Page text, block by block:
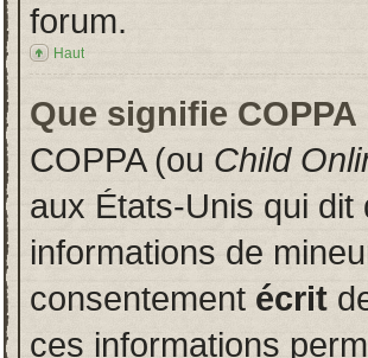
forum.
Haut
Que signifie COPPA
COPPA (ou Child
aux États-Unis qui
informations de
consentement écrit
ces informations